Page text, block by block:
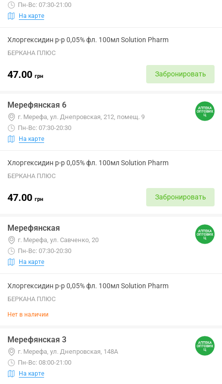
Пн-Вс: 07:30-21:00
На карте
Хлоргексидин р-р 0,05% фл. 100мл Solution Pharm
БЕРКАНА ПЛЮС
47.00 грн Забронировать
Мерефянская 6
г. Мерефа, ул. Днепровская, 212, помещ. 9
Пн-Вс: 07:30-20:30
На карте
Хлоргексидин р-р 0,05% фл. 100мл Solution Pharm
БЕРКАНА ПЛЮС
47.00 грн Забронировать
Мерефянская
г. Мерефа, ул. Савченко, 20
Пн-Вс: 07:30-20:30
На карте
Хлоргексидин р-р 0,05% фл. 100мл Solution Pharm
БЕРКАНА ПЛЮС
Нет в наличии
Мерефянская 3
г. Мерефа, ул. Днепровская, 148А
Пн-Вс: 08:00-21:00
На карте